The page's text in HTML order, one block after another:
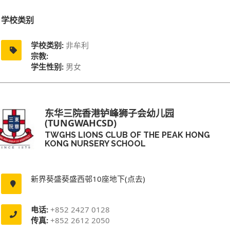
学校类别
学校类别: 非牟利
宗教:
学生性别: 男女
东华三院香港𬬻峰狮子会幼儿园
(TUNGWAHCSD)
TWGHS LIONS CLUB OF THE PEAK HONG
KONG NURSERY SCHOOL
新界葵盛葵盛西邨10座地下(点去)
电话: +852 2427 0128
传真: +852 2612 2050